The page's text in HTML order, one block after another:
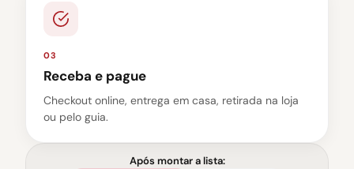
03
Receba e pague
Checkout online, entrega em casa, retirada na loja
ou pelo guia.
Após montar a lista: